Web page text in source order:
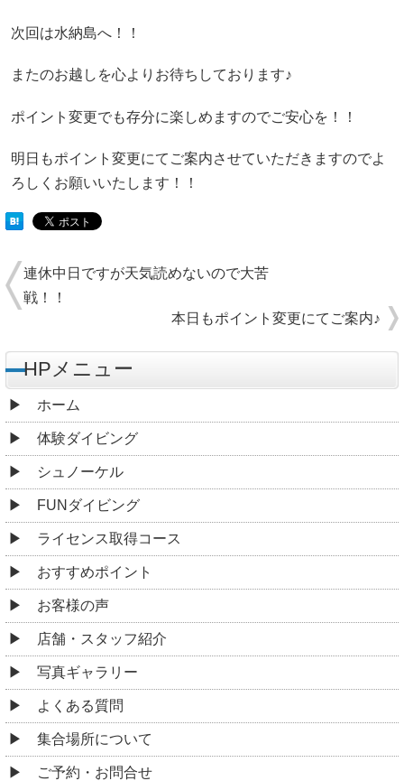
次回は水納島へ！！
またのお越しを心よりお待ちしております♪
ポイント変更でも存分に楽しめますのでご安心を！！
明日もポイント変更にてご案内させていただきますのでよ
ろしくお願いいたします！！
連休中日ですが天気読めないので大苦
戦！！
本日もポイント変更にてご案内♪
HPメニュー
ホーム
体験ダイビング
シュノーケル
FUNダイビング
ライセンス取得コース
おすすめポイント
お客様の声
店舗・スタッフ紹介
写真ギャラリー
よくある質問
集合場所について
ご予約・お問合せ